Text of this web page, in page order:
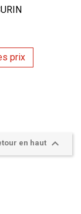
prix
en haut 